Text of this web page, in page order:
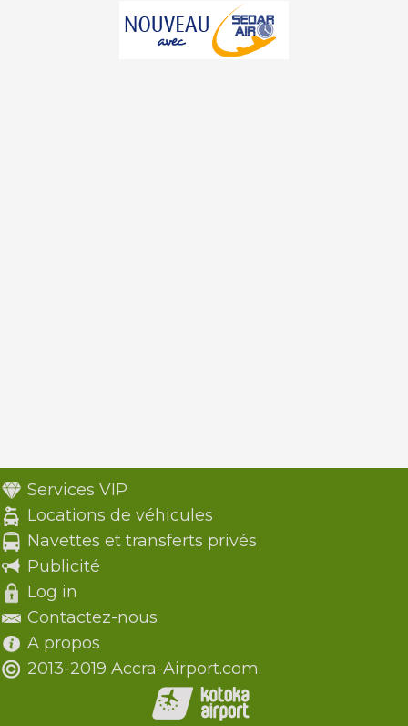
Services VIP
Locations de véhicules
Navettes et transferts privés
Publicité
Log in
Contactez-nous
A propos
2013-2019 Accra-Airport.com.